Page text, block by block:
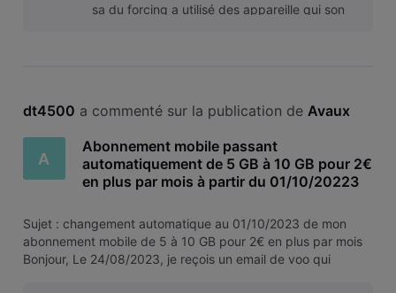
sa du forcing a utilisé des appareille qui son
dt4500 a commenté sur la publication de Avaux
A
Abonnement mobile passant
automatiquement de 5 GB à 10 GB pour 2€
en plus par mois à partir du 01/10/20223
Sujet : changement automatique au 01/10/2023 de mon
abonnement mobile de 5 à 10 GB pour 2€ en plus par mois
Bonjour, Le 24/08/2023, je reçois un email de voo qui